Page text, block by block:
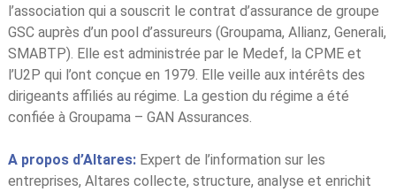
l’association qui a souscrit le contrat d’assurance de groupe
GSC auprès d’un pool d’assureurs (Groupama, Allianz, Generali,
SMABTP). Elle est administrée par le Medef, la CPME et
l’U2P qui l’ont conçue en 1979. Elle veille aux intérêts des
dirigeants affiliés au régime. La gestion du régime a été
confiée à Groupama – GAN Assurances.
A propos d’Altares: Expert de l’information sur les
entreprises, Altares collecte, structure, analyse et enrichit